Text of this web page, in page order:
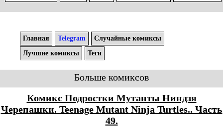
Главная Telegram
Случайные комиксы
Лучшие комиксы
Теги
Больше комиксов
Комикс Подростки Мутанты Ниндзя
Черепашки. Teenage Mutant Ninja Turtles.. Часть
49.